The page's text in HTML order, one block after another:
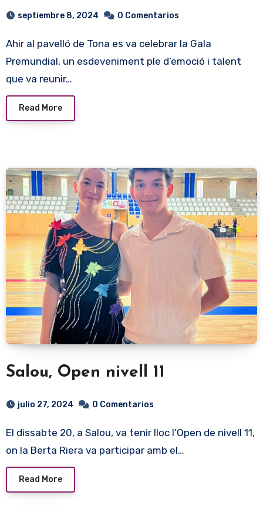
septiembre 8, 2024 0 Comentarios
Ahir al pavelló de Tona es va celebrar la Gala
Premundial, un esdeveniment ple d’emoció i talent
que va reunir…
Read More
Salou, Open nivell 11
julio 27, 2024 0 Comentarios
El dissabte 20, a Salou, va tenir lloc l’Open de nivell 11,
on la Berta Riera va participar amb el…
Read More